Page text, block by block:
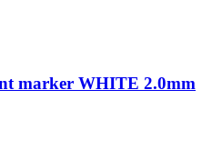
marker WHITE 2.0mm